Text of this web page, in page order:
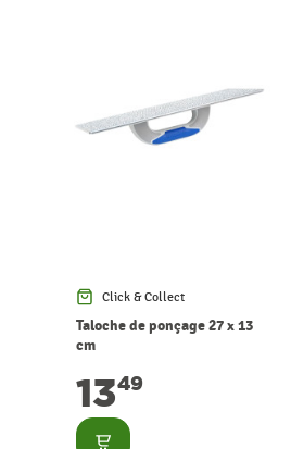
Click & Collect
Taloche de ponçage 27 x 13
cm
1349
Consulter